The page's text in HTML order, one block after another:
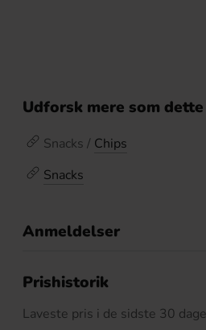
Udforsk mere som dette
Snacks / Chips
Snacks
Anmeldelser
Prishistorik
Laveste pris i de sidste 30